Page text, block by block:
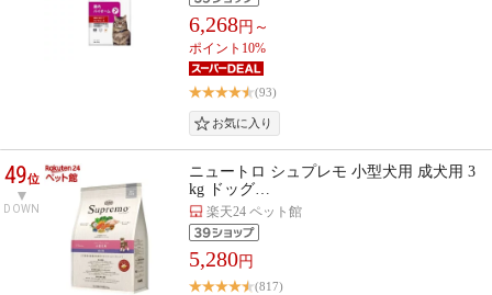
6,268円～
ポイント10%
(93)
49位
DOWN
ニュートロ シュプレモ 小型犬用 成犬用 3
kg ドッグ…
楽天24 ペット館
5,280円
(817)